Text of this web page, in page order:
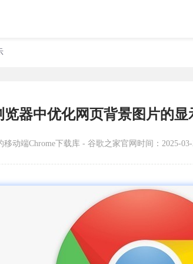
览器中优化网页背景图片的显
移动端Chrome下载库 - 谷歌之家官网 时间：2025-